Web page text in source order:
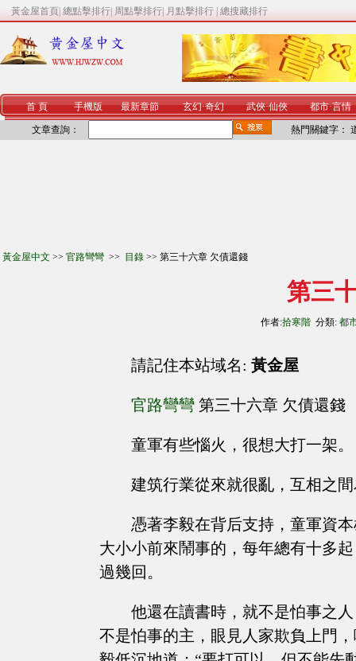
黃金屋首頁 總點擊排行 周點擊排行 月點擊排行 總搜藏排行
首 頁 手機版 最新章節 玄幻·奇幻 武俠·仙俠 都市·言情
文章查詢： 熱門關鍵字：
黃金屋中文 >> 官路彎彎 >> 目錄 >> 第三十六章 欠債還錢
第三
作者:拾寒階 分類: 都
請記住本站域名: 黃金屋
官路彎彎 第三十六章 欠債還錢
童軍有些惱火，很想大打一架。
建筑行業從來就很亂，互相之
憑著李毅在背后支持，童軍資
大小小前來鬧事的，每年總有十多
過幾回。
他還在讀書時，就不是怕事之
不是怕事的主，眼見人家欺負上門